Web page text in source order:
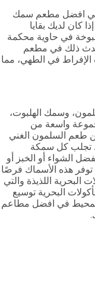
في افضل مطعم سمك
لديك بقايا
في حاوية محكمة
ذلك في مطعم
في الطهي، مما
وسمك الهلبوت،
واسعة من
طعم السلمون الغني
تجلب كل سمكة
الشواء أو الخبز أو
توفر هذه الأسماك فرصًا
اللذيذة والتي
البحرية توسيع
للمحيط في افضل مطاعم